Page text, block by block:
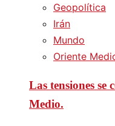
Geopolítica
Irán
Mundo
Oriente
Las tensiones se
Medio.